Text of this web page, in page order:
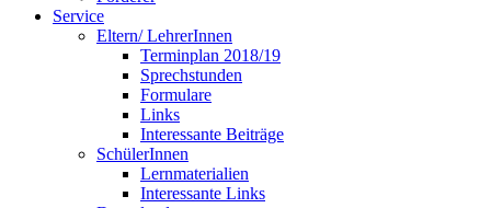
Service
Eltern/ LehrerInnen
Terminplan 2018/19
Sprechstunden
Formulare
Links
Interessante Beiträge
SchülerInnen
Lernmaterialien
Interessante Links